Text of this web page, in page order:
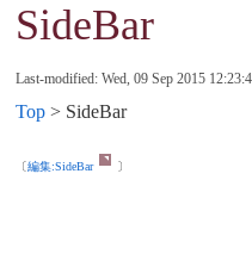
SideBar
Last-modified: Wed, 09 Sep 2015
Top > SideBar
〔編集:SideBar 〕